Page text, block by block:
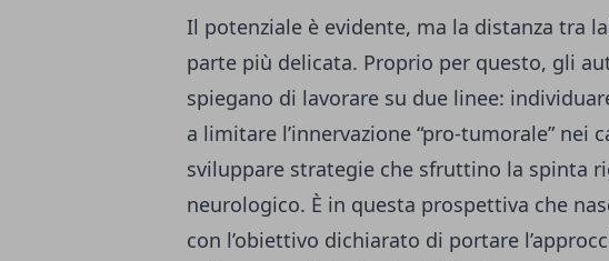
Il potenziale è evidente, ma la distanza tra
parte più delicata. Proprio per questo, gli
spiegano di lavorare su due linee:
a limitare l’innervazione “pro-tumorale” nei
sviluppare strategie che sfruttino la spinta
neurologico. È in questa prospettiva che
con l’obiettivo dichiarato di portare